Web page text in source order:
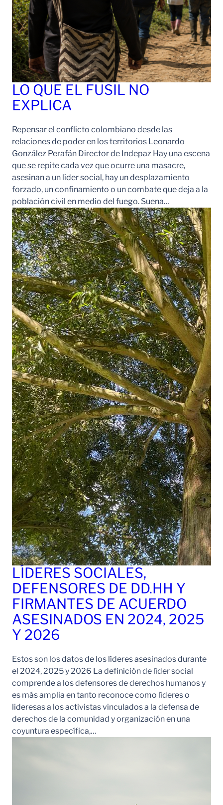
LO QUE EL FUSIL NO
EXPLICA
Repensar el conflicto colombiano desde las
relaciones de poder en los territorios Leonardo
González Perafán Director de Indepaz Hay una escena
que se repite cada vez que ocurre una masacre,
asesinan a un líder social, hay un desplazamiento
forzado, un confinamiento o un combate que deja a la
población civil en medio del fuego. Suena…
LÍDERES SOCIALES,
DEFENSORES DE DD.HH Y
FIRMANTES DE ACUERDO
ASESINADOS EN 2024, 2025
Y 2026
Estos son los datos de los líderes asesinados durante
el 2024, 2025 y 2026 La definición de líder social
comprende a los defensores de derechos humanos y
es más amplia en tanto reconoce como líderes o
lideresas a los activistas vinculados a la defensa de
derechos de la comunidad y organización en una
coyuntura específica,…